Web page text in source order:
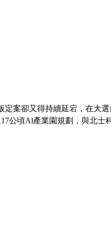
案卻又得持續延宕，在大選
頃Al產業園規劃，與北士